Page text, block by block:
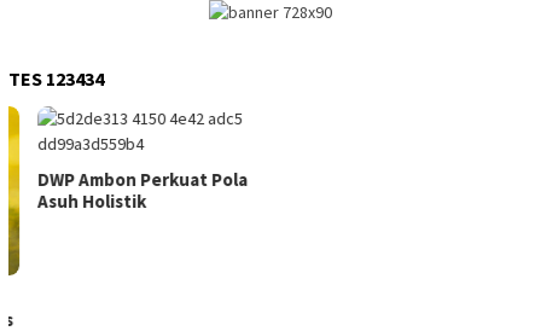
TES 123434
DWP Ambon Perkuat Pola
Asuh Holistik